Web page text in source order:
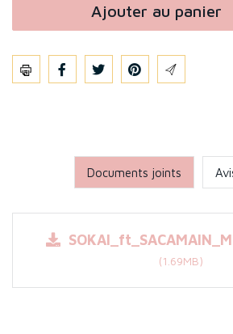
Ajouter au panier
Partager
Documents joints
(1.69MB)